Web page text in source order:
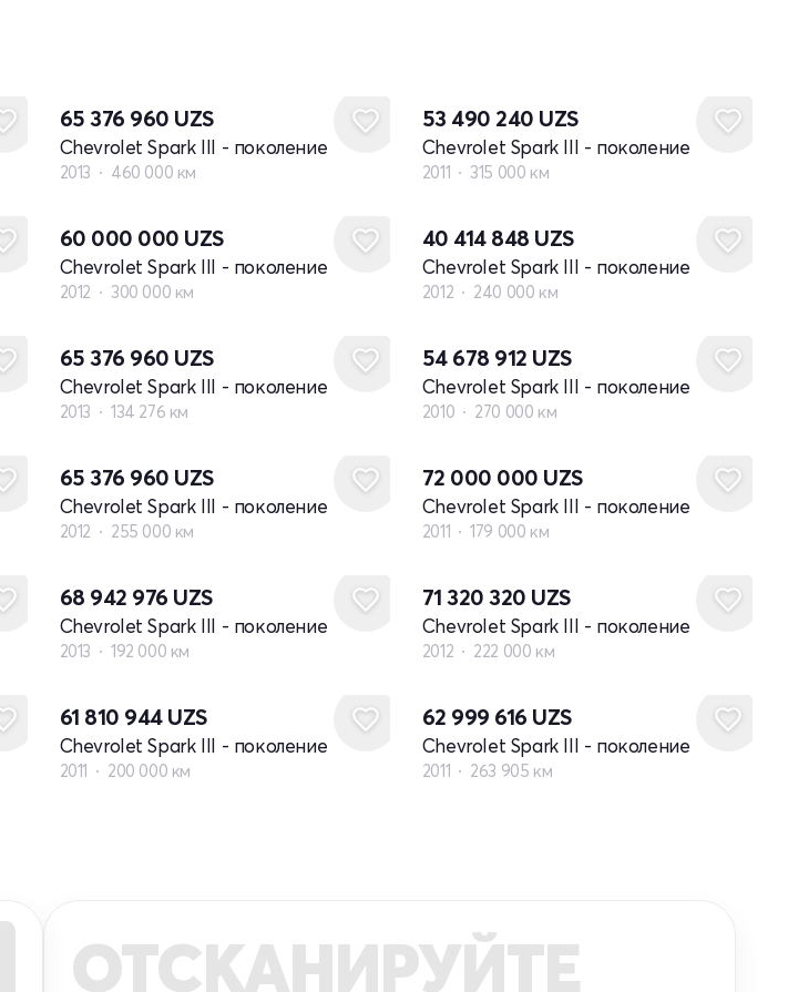
65 376 960 UZS
Chevrolet Spark III - поколение
2013 460 000 км
53 490 240 UZS
Chevrolet Spark III - поколение
2011 315 000 км
60 000 000 UZS
Chevrolet Spark III - поколение
2012 300 000 км
40 414 848 UZS
Chevrolet Spark III - поколение
2012 240 000 км
65 376 960 UZS
Chevrolet Spark III - поколение
2013 134 276 км
54 678 912 UZS
Chevrolet Spark III - поколение
2010 270 000 км
65 376 960 UZS
Chevrolet Spark III - поколение
2012 255 000 км
72 000 000 UZS
Chevrolet Spark III - поколение
2011 179 000 км
68 942 976 UZS
Chevrolet Spark III - поколение
2013 192 000 км
71 320 320 UZS
Chevrolet Spark III - поколение
2012 222 000 км
61 810 944 UZS
Chevrolet Spark III - поколение
2011 200 000 км
62 999 616 UZS
Chevrolet Spark III - поколение
2011 263 905 км
ОТСКАНИРУЙТЕ